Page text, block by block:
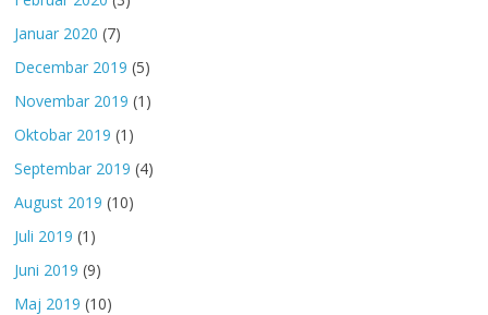
Januar 2020 (7)
Decembar 2019 (5)
Novembar 2019 (1)
Oktobar 2019 (1)
Septembar 2019 (4)
August 2019 (10)
Juli 2019 (1)
Juni 2019 (9)
Maj 2019 (10)